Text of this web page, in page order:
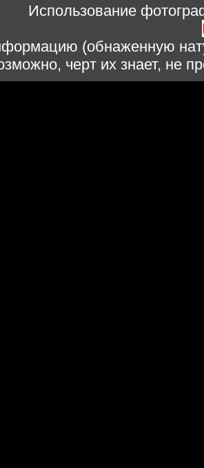
Использование
(обнаженную
черт их знает, не